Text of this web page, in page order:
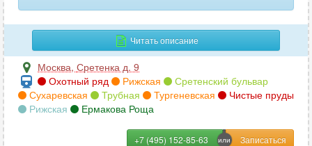
Читать описание
Москва, Сретенка д. 9
Охотный ряд
Рижская
Сретенский бульвар
Сухаревская
Трубная Тургеневская
Чистые пруды
Рижская
Ермакова Роща
+7 (495) 152-85-63